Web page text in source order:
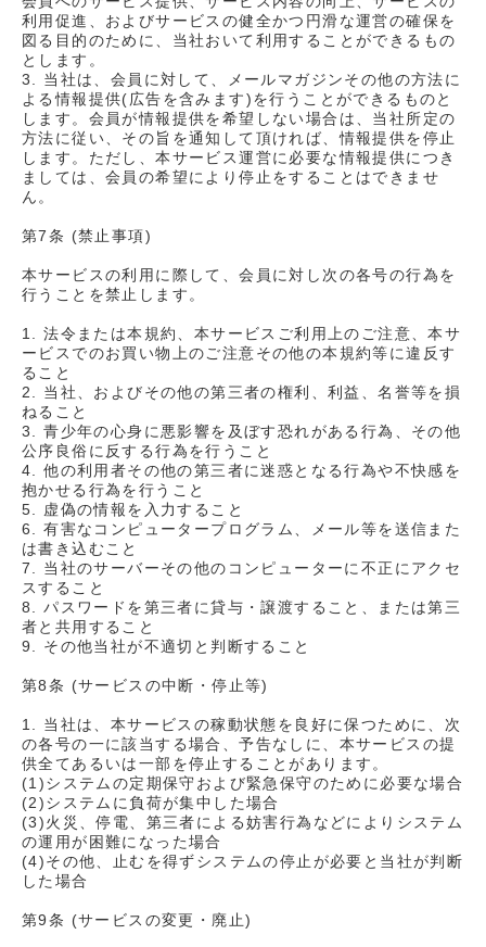
利用促進、およびサービスの健全かつ円滑な運営の確保を
図る目的のために、当社おいて利用することができるもの
とします。
3. 当社は、会員に対して、メールマガジンその他の方法に
よる情報提供(広告を含みます)を行うことができるものと
します。会員が情報提供を希望しない場合は、当社所定の
方法に従い、その旨を通知して頂ければ、情報提供を停止
します。ただし、本サービス運営に必要な情報提供につき
ましては、会員の希望により停止をすることはできませ
ん。
第7条 (禁止事項)
本サービスの利用に際して、会員に対し次の各号の行為を
行うことを禁止します。
1. 法令または本規約、本サービスご利用上のご注意、本サ
ービスでのお買い物上のご注意その他の本規約等に違反す
ること
2. 当社、およびその他の第三者の権利、利益、名誉等を損
ねること
3. 青少年の心身に悪影響を及ぼす恐れがある行為、その他
公序良俗に反する行為を行うこと
4. 他の利用者その他の第三者に迷惑となる行為や不快感を
抱かせる行為を行うこと
5. 虚偽の情報を入力すること
6. 有害なコンピュータープログラム、メール等を送信また
は書き込むこと
7. 当社のサーバーその他のコンピューターに不正にアクセ
スすること
8. パスワードを第三者に貸与・譲渡すること、または第三
者と共用すること
9. その他当社が不適切と判断すること
第8条 (サービスの中断・停止等)
1. 当社は、本サービスの稼動状態を良好に保つために、次
の各号の一に該当する場合、予告なしに、本サービスの提
供全てあるいは一部を停止することがあります。
(1)システムの定期保守および緊急保守のために必要な場合
(2)システムに負荷が集中した場合
(3)火災、停電、第三者による妨害行為などによりシステム
の運用が困難になった場合
(4)その他、止むを得ずシステムの停止が必要と当社が判断
した場合
第9条 (サービスの変更・廃止)